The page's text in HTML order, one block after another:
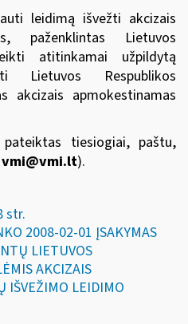
leidimą išvežti akcizais
paženklintas Lietuvos
atitinkamai užpildytą
Lietuvos Respublikos
akcizais apmokestinamas
tiesiogiai, paštu,
vmi@vmi.lt).
str.
2008-02-01 ĮSAKYMAS
LIETUVOS
AKCIZAIS
IŠVEŽIMO LEIDIMO